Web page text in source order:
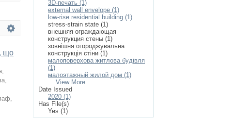
що
;
3D-печать (1)
external wall envelope (1)
low-rise residential building (1)
stress-strain state (1)
внешняя ограждающая
конструкция стены (1)
зовнішня огороджувальна
конструкція стіни (1)
малоповерхова житлова будівля
(1)
малоэтажный жилой дом (1)
... View More
Date Issued
2020 (1)
Has File(s)
Yes (1)